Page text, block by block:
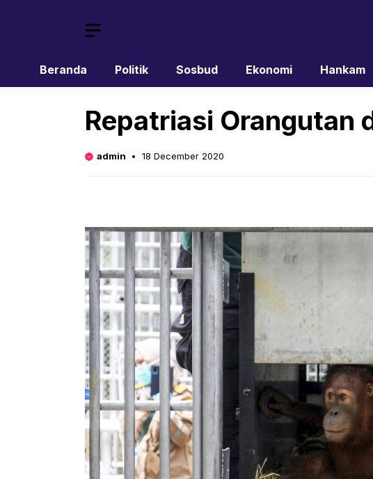
Beranda Politik Sosbud Ekonomi Hankam
Repatriasi Orangutan
admin 18 December 2020